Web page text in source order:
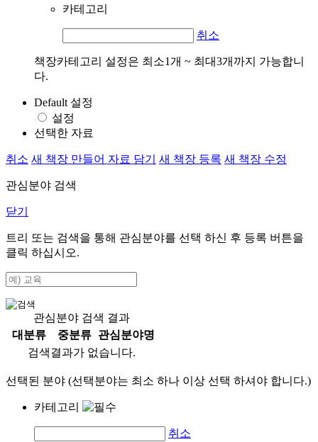
카테고리
취소
책장카테고리 설정은 최소1개 ~ 최대3개까지 가능합니
다.
Default 설정
설정
선택한 자료
취소 새 책장 만들어 자료 담기 새 책장 등록 새 책장 수정
관심분야 검색
닫기
트리 또는 검색을 통해 관심분야를 선택 하신 후 등록 버튼을
클릭 하십시오.
관심분야 검색 결과
대분류
중분류
관심분야명
검색결과가 없습니다.
선택된 분야 (선택분야는 최소 하나 이상 선택 하셔야 합니다.)
카테고리
취소